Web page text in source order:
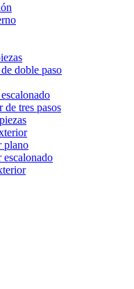
doble paso
tres pasos
plano